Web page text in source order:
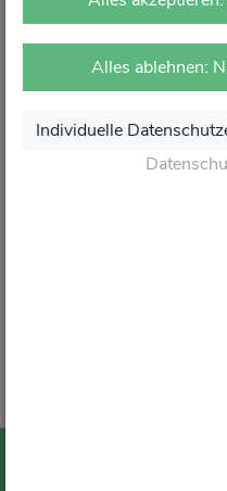
vor Ort in Ihrer Apotheke.
attraktive Angebote und
Danke für Ihr Vertrauen.
Alles ablehnen:
Individuelle